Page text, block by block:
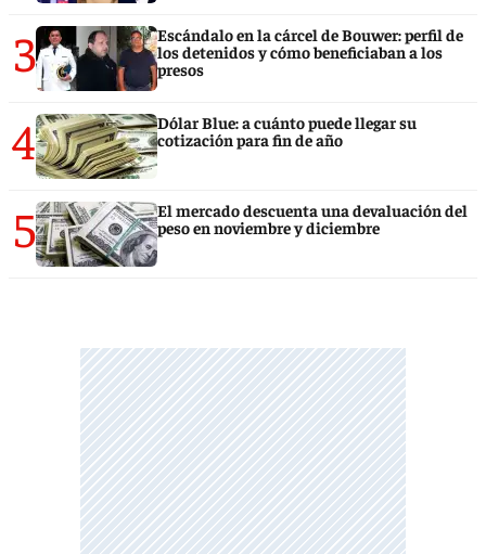
3
Escándalo en la cárcel de Bouwer: perfil de
los detenidos y cómo beneficiaban a los
presos
4
Dólar Blue: a cuánto puede llegar su
cotización para fin de año
5
El mercado descuenta una devaluación del
peso en noviembre y diciembre